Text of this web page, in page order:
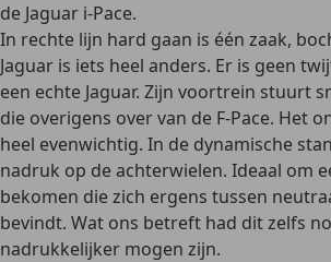
de Jaguar i-Pace.
In rechte lijn hard gaan is één zaak,
Jaguar is iets heel anders. Er is geen
een echte Jaguar. Zijn voortrein stuurt
die overigens over van de F-Pace. Het
heel evenwichtig. In de dynamische
nadruk op de achterwielen. Ideaal om
bekomen die zich ergens tussen
bevindt. Wat ons betreft had dit zelfs
nadrukkelijker mogen zijn.